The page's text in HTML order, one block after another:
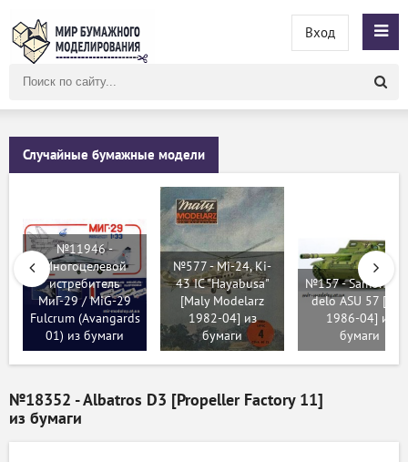
сайту
Вход
Случайные бумажные модели
№11946 -
Многоцелевой
истребитель
МиГ-29 / MiG-29
Fulcrum (Avangards
01) из бумаги
№577 - Mi-24, Ki-
43 IC "Hayabusa"
[Maly Modelarz
1982-04] из
бумаги
№157 -
delo ASU 57 [ABC
1986-04] из
бумаги
№18352 - Albatros D3 [Propeller Factory 11]
из бумаги